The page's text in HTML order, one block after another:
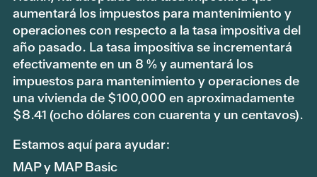
aumentará los impuestos para mantenimiento y
operaciones con respecto a la tasa impositiva del
año pasado. La tasa impositiva se incrementará
efectivamente en un 8 % y aumentará los
impuestos para mantenimiento y operaciones de
una vivienda de $100,000 en aproximadamente
$8.41 (ocho dólares con cuarenta y un centavos).
Estamos aquí para ayudar:
MAP y MAP Basic